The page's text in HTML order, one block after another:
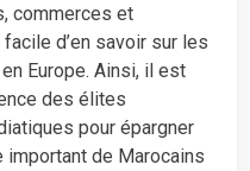
commerces et
d’en savoir sur les
Europe. Ainsi, il est
des élites
pour épargner
important de Marocains